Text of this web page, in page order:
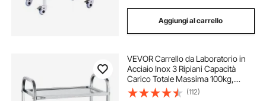
Aggiungi al carrello
VEVOR Carrello da Laboratorio in
Acciaio Inox 3 Ripiani Capacità
Carico Totale Massima 100kg,
Carrello Sanitario in Acciaio Inox
201 740 x 396 x 860 mm, Carrello
(112)